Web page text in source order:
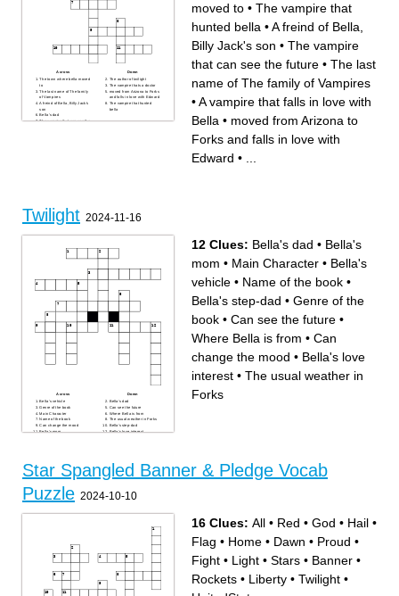
Across
The town where bella moved
to
The last name of The family
of Vampires
A freind of Bella, Billy Jack's
son
Bella's dad
The vampire that can see the
Down
The author of twilight
The vampire thats a doctor
moved from Arizona to Forks
and falls in love with Edward
The vampire that hunted
bella
moved to • The vampire that
hunted bella •A freind of Bella,
Billy Jack's son • The vampire
that can see the future • The last
name of The family of Vampires
•A vampire that falls in love with
Bella • moved from Arizona to
Forks and falls in love with
Edward •
Twilight 2024-11-16
Across
Bella's vehicle
Genre of the book
Main Character
Name of the book
Can change the mood
Bella's mom
Down
Bella's dad
Can see the future
Where Bella is from
The usual weather in Forks
Bella's step-dad
Bella's love interest
12 Clues: Bella's dad • Bella's
mom • Main Character • Bella's
vehicle • Name of the book •
Bella's step-dad • Genre of the
book • Can see the future •
Where Bella is from • Can
change the mood • Bella's love
interest • The usual weather in
Forks
Star Spangled Banner & Pledge Vocab
Puzzle 2024-10-10
16 Clues: All • Red • God • Hail •
Flag • Home • Dawn • Proud •
Fight • Light • Stars • Banner •
Rockets • Liberty • Twilight •